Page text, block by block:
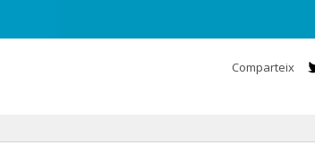
Comparteix